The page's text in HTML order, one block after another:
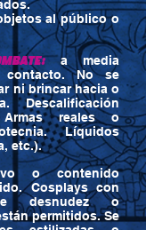
al público o
a media
No se
ni brincar hacia o
Descalificación
reales o
Líquidos
etc.).
o contenido
Cosplays con
desnudez o
permitidos. Se